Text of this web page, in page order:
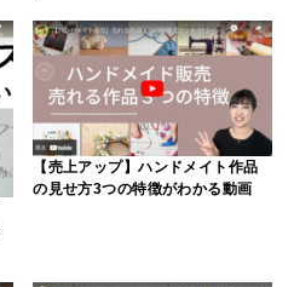
【売上アップ】ハンドメイト作品
の見せ方3つの特徴がわかる動画